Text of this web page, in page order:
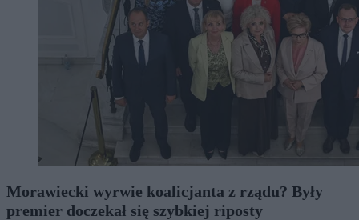
Morawiecki wyrwie koalicjanta z rządu? Były
premier doczekał się szybkiej riposty